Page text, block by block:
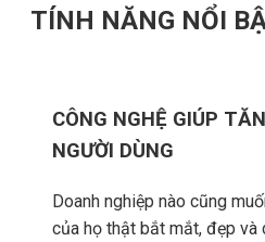
TÍNH NĂNG NỔI
CÔNG NGHỆ GIÚP
NGƯỜI DÙNG
Doanh nghiệp nào cũng
của họ thật bắt mắt, đẹp và